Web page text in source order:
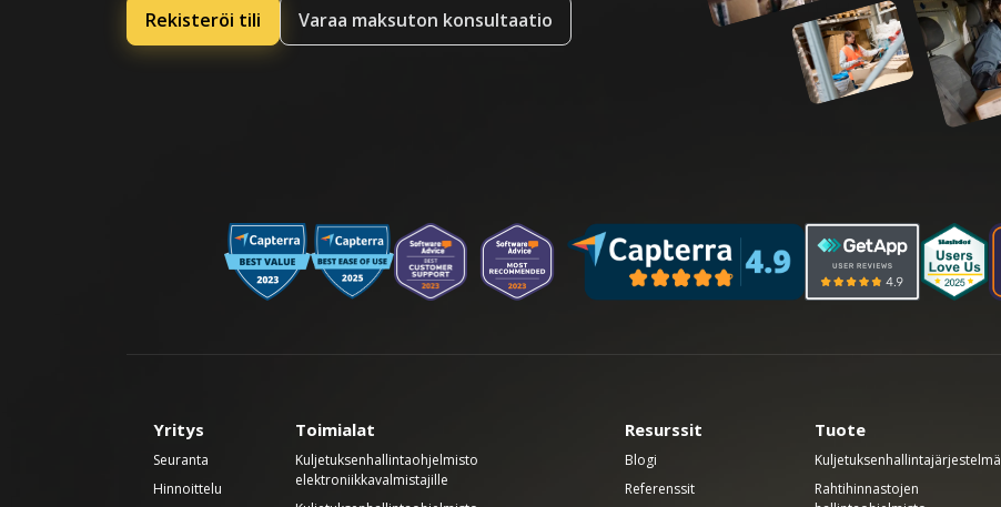
Rekisteröi tili Varaa maksuton konsultaatio
Yritys
Seuranta
Hinnoittelu
Toimialat
Kuljetuksenhallintaohjelmisto
elektroniikkavalmistajille
Resurssit
Blogi
Referenssit
Tuote
Kuljetuksenhallintajärjestelmä
Rahtihinnastojen